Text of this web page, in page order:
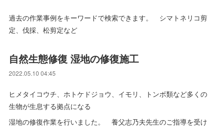
過去の作業事例をキーワードで検索できます。 シマトネリコ剪
定、伐採、松剪定など
自然生態修復 湿地の修復施工
2022.05.10 04:45
ヒメタイコウチ、ホトケドジョウ、イモリ、トンボ類など多くの
生物が生息する拠点になる
湿地の修復作業を行いました。 養父志乃夫先生のご指導を受け